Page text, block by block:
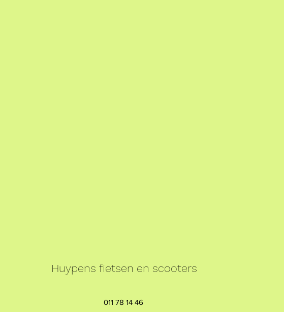
Huypens fietsen en scooters
011 78 14 46